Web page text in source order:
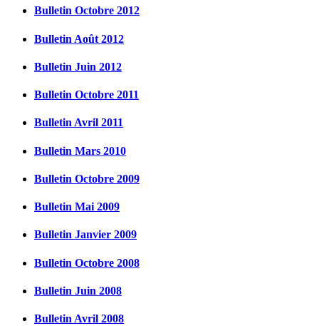
Bulletin Octobre 2012
Bulletin Août 2012
Bulletin Juin 2012
Bulletin Octobre 2011
Bulletin Avril 2011
Bulletin Mars 2010
Bulletin Octobre 2009
Bulletin Mai 2009
Bulletin Janvier 2009
Bulletin Octobre 2008
Bulletin Juin 2008
Bulletin Avril 2008